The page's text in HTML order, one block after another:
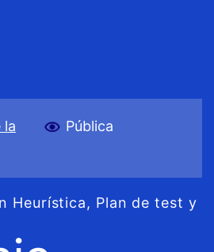
la
Pública
Heurística, Plan de test y